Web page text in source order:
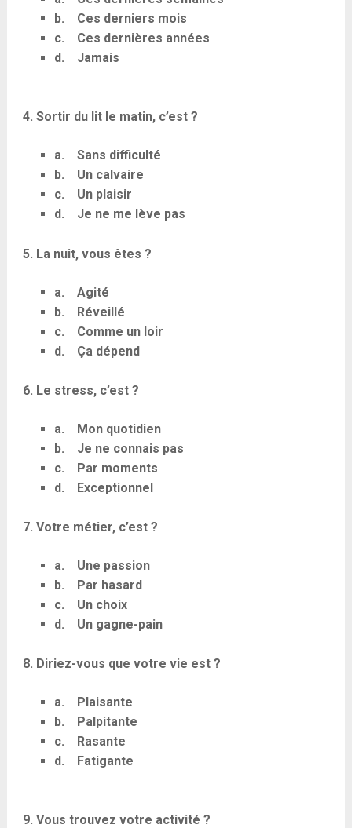
b. Ces derniers mois
c. Ces dernières années
d. Jamais
4. Sortir du lit le matin, c’est ?
a. Sans difficulté
b. Un calvaire
c. Un plaisir
d. Je ne me lève pas
5. La nuit, vous êtes ?
a. Agité
b. Réveillé
c. Comme un loir
d. Ça dépend
6. Le stress, c’est ?
a. Mon quotidien
b. Je ne connais pas
c. Par moments
d. Exceptionnel
7. Votre métier, c’est ?
a. Une passion
b. Par hasard
c. Un choix
d. Un gagne-pain
8. Diriez-vous que votre vie est ?
a. Plaisante
b. Palpitante
c. Rasante
d. Fatigante
9. Vous trouvez votre activité ?